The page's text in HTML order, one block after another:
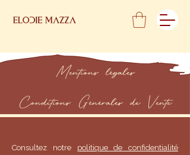
Mentions légales
Conditions Générales de Vente
Consultez notre politique de confidentialité